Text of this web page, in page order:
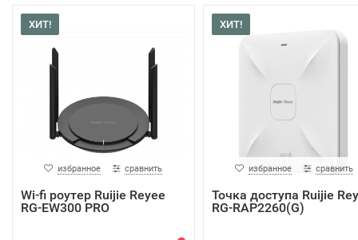
ХИТ!
избранное сравнить
Wi-fi роутер Ruijie Reyee
RG-EW300 PRO
ХИТ!
избранное сравнить
Точка доступа Ruijie
RG-RAP2260(G)